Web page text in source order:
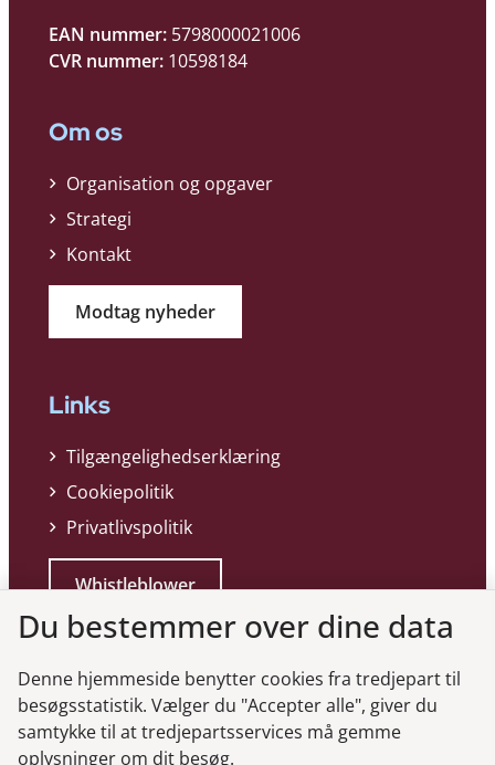
EAN nummer: 5798000021006
CVR nummer: 10598184
Om os
Organisation og opgaver
Strategi
Kontakt
Modtag nyheder
Links
Tilgængelighedserklæring
Cookiepolitik
Privatlivspolitik
Whistleblower
Du bestemmer over dine data
Denne hjemmeside benytter cookies fra tredjepart til
besøgsstatistik. Vælger du "Accepter alle", giver du
samtykke til at tredjepartsservices må gemme
oplysninger om dit besøg.